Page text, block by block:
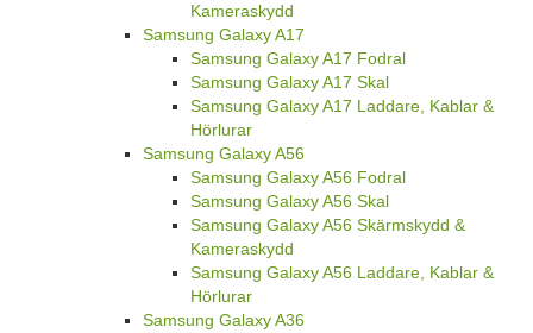
Kameraskydd
Samsung Galaxy A17
Samsung Galaxy A17 Fodral
Samsung Galaxy A17 Skal
Samsung Galaxy A17 Laddare, Kablar &
Hörlurar
Samsung Galaxy A56
Samsung Galaxy A56 Fodral
Samsung Galaxy A56 Skal
Samsung Galaxy A56 Skärmskydd &
Kameraskydd
Samsung Galaxy A56 Laddare, Kablar &
Hörlurar
Samsung Galaxy A36